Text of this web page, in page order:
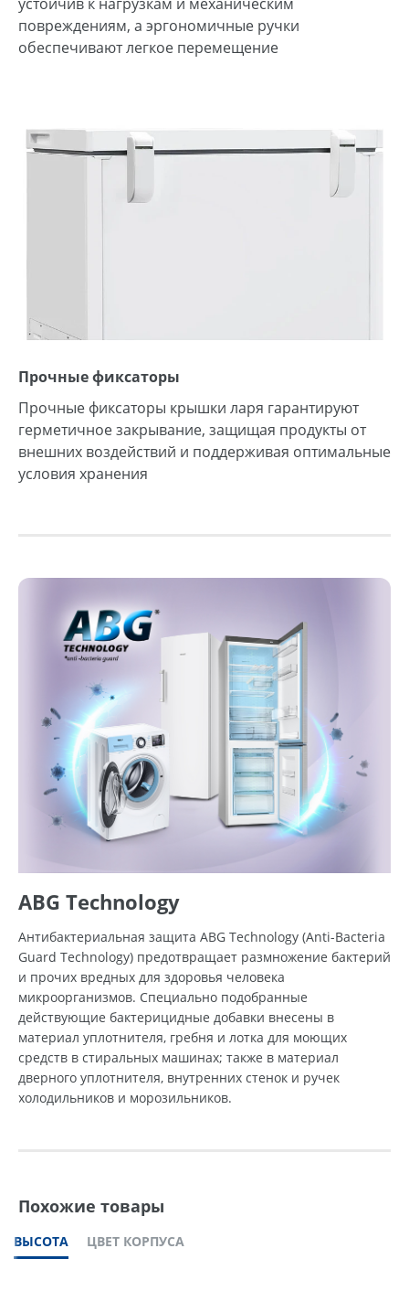
повреждениям, а эргономичные ручки
обеспечивают легкое перемещение
Прочные фиксаторы
Прочные фиксаторы крышки ларя гарантируют
герметичное закрывание, защищая продукты от
внешних воздействий и поддерживая оптимальные
условия хранения
ABG Technology
Антибактериальная защита ABG Technology (Anti-Bacteria
Guard Technology) предотвращает размножение бактерий
и прочих вредных для здоровья человека
микроорганизмов. Специально подобранные
действующие бактерицидные добавки внесены в
материал уплотнителя, гребня и лотка для моющих
средств в стиральных машинах; также в материал
дверного уплотнителя, внутренних стенок и ручек
холодильников и морозильников.
Похожие товары
ВЫСОТА ЦВЕТ КОРПУСА